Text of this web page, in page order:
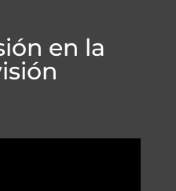
en la